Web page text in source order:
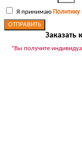
Я принимаю
ОТПРАВИТЬ
Заказать
*Вы получите